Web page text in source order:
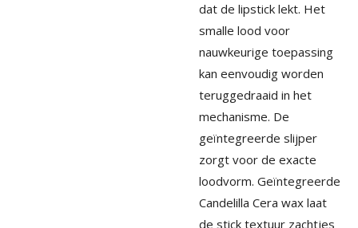
dat de lipstick lekt. Het
smalle lood voor
nauwkeurige toepassing
kan eenvoudig worden
teruggedraaid in het
mechanisme. De
geïntegreerde slijper
zorgt voor de exacte
loodvorm. Geïntegreerde
Candelilla Cera wax laat
de stick textuur zachtjes